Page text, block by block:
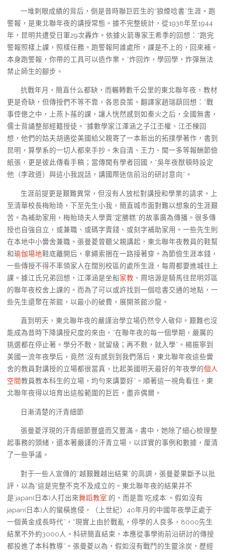
一堆刺眼成績的背后，倒是昔時聯巨匠生的“狼煙唸書”生涯。跑
警報，是東北聯年夜的講授常態。據不完整統計，從1938年至1944
年，昆明共遭受日軍29次轟炸。依據火箭專家王希季的回想：“跑完
警報照樣上課，照樣任務。跑警報阿誰處所，課是不上的，回來補。
本身跑警報，你帶的工具可以造作業。”炸回炸，學回學，炸彈無法
禁止師生的腳步。
抗戰年月，簡直什么都缺，而輾轉數千公里的東北聯年夜，教材
更是奇缺，但傳授們不等不靠，各思良策。翻譯家趙瑞蕻回想：“戰
事倥傯之中，上燕卜蓀的課，讓人恍然感到如秦火之后，全國無書，
儒士背誦整部經籍授徒。”據數學家江澤涵之子江丕權、江丕棟回
想，他們的姑夫胡適從美國給父親寄了一本新出的拓撲學著作，書到
昆明，算學系的一切人都來手抄。朱自清、王力、聞一多等報酬節儉
紙張，更是彼此傳看手稿；當傳聞有學者回國，“吳年夜猷頓時設定
他（李政道）與這小我說話，講國際迷信前沿的研討意向”。
生涯前提更是艱難異常，但沒有人放松對講授和學業的請求。上
至清華校長梅貽琦，下至先生小我，簡直城市面對難以想象的生涯艱
苦。為補助家用，梅貽琦夫人學賣“定勝糕”的故事廣為傳播。很多傳
授也自強自立，或兼職、或碼字賣錢、或刻字補助家用。一些先生則
在本地中小黌舍兼職。張曼菱曾聽父親講起，東北聯年夜教員的鞋幫
和瑜伽場地鞋底離開后，拿繩索捆在一路接著穿。為節儉生涯本錢，
一些傳授不得不率領家人在闊別校區的處所生涯，每周都要進城往上
課。據江氏兄弟回想，江澤涵是坐船家教 、周培源是騎馬往昆明郊區
的聯年夜校舍上課的。而為了可以或許找到一個唸書交通的地點，一
些先生還聚在茶館，以最小的破費，展開茶館沙龍。
直到明天，東北聯年夜的嚴謹治學立場仍然令人敬仰。艱難也沒
能成為昔時下降講授尺度的來由，“在聯年夜的每一個學期，嚴厲的
挑選都在停止著。學分不敷，就留級；再不敷，就入學”。楊振寧到
美國一流年夜學后，竟然“沒有感到到我們落后，東北聯年夜這些黌
舍的教員對講授的立場都很當真，比起美國明天最好的年夜學的個人
空間教員教本科生的立場，均勻來講要好”。順著這一視角看往，東
北聯年夜得以培育出這般範圍的巨匠，盡非偶爾。
日漸清楚的汗青細節
張曼菱浮現的汗青細節豐盛而又豐滿。書中，她除了細心梳理整
起事務的頭緒，還本著嚴謹的汗青立場，以詳實的事例和數據，厘清
了一些爭議。
對于一些人宣傳的“越艱難越出結果”的高調，張曼菱果斷予以批
評，以為“這是完整不克不及成立的。東北聯年夜的結果并不
是‘japan(日本)人打出來舞蹈教室’的，而是靠‘吃成本’。假如沒有
japan(日本)人的蠻橫進侵，（上世紀）40年月的中國年夜學正處于
一個黃金成長時代”，“現實上由於戰亂，停學的人良多，8000先生
結業不外約3000人。科研簡直結束，本應從事學術前沿研討的傳授
都投進了本科教導”。張曼菱以為，假如沒有戰鬥的生靈涂炭，歷經